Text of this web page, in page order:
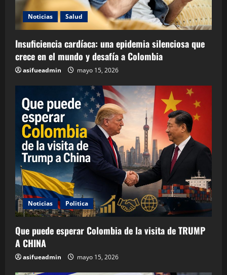
Noticias Salud
Insuficiencia cardíaca: una epidemia silenciosa que
crece en el mundo y desafía a Colombia
asifueadmin mayo 15, 2026
Noticias Politica
Que puede esperar Colombia de la visita de TRUMP
A CHINA
asifueadmin mayo 15, 2026